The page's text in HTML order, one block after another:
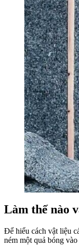
Làm thế nào
Để hiểu cách vật liệu
ném một quả bóng